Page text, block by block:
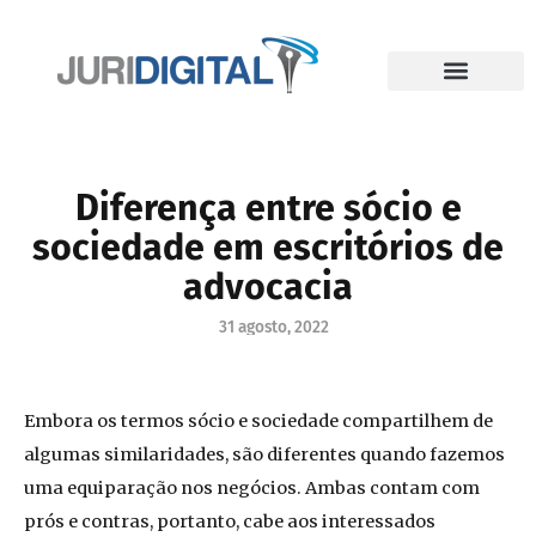
Diferença entre sócio e
sociedade em escritórios de
advocacia
31 agosto, 2022
Embora os termos sócio e sociedade compartilhem de
algumas similaridades, são diferentes quando fazemos
uma equiparação nos negócios. Ambas contam com
prós e contras, portanto, cabe aos interessados